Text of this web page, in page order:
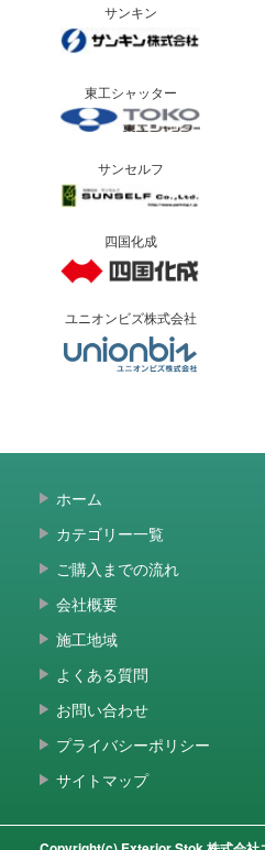
サンキン
東工シャッター
サンセルフ
四国化成
ユニオンビズ株式会社
ホーム
カテゴリー一覧
ご購入までの流れ
会社概要
施工地域
よくある質問
お問い合わせ
プライバシーポリシー
サイトマップ